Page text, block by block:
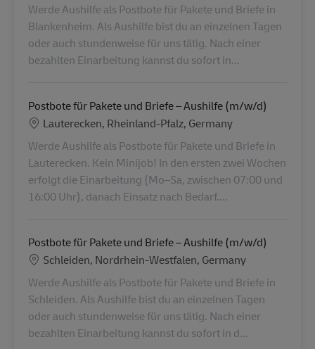
Werde Aushilfe als Postbote für Pakete und Briefe in
Blankenheim. Als Aushilfe bist du an einzelnen Tagen
oder auch stundenweise für uns tätig. Nach einer
bezahlten Einarbeitung kannst du sofort in...
Postbote für Pakete und Briefe – Aushilfe (m/w/d)
Locatie
Lauterecken, Rheinland-Pfalz, Germany
Werde Aushilfe als Postbote für Pakete und Briefe in
Lauterecken. Kein Minijob! In den ersten zwei Wochen
erfolgt die Einarbeitung (Mo–Sa, zwischen 07:00 und
16:00 Uhr), danach Einsatz nach Bedarf....
Postbote für Pakete und Briefe – Aushilfe (m/w/d)
Locatie
Schleiden, Nordrhein-Westfalen, Germany
Werde Aushilfe als Postbote für Pakete und Briefe in
Schleiden. Als Aushilfe bist du an einzelnen Tagen
oder auch stundenweise für uns tätig. Nach einer
bezahlten Einarbeitung kannst du sofort in d...